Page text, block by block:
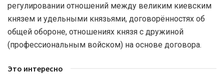
регулировании отношений между великим киевским
князем и удельными князьями, договорённостях об
общей обороне, отношениях князя с дружиной
(профессиональным войском) на основе договора.
Это интересно